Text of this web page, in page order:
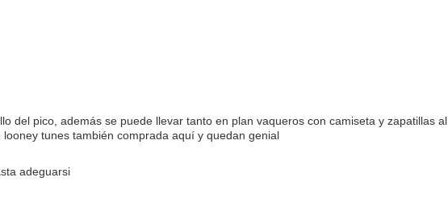
del pico, además se puede llevar tanto en plan vaqueros con camiseta y zapatillas
tunes también comprada aquí y quedan genial
adeguarsi